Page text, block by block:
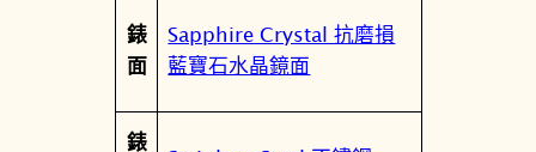
A
量
錶
面
Sapphire Crystal 抗磨損
藍寶石水晶鏡面
錶